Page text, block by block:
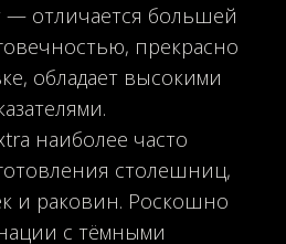
— отличается большей
прекрасно
обладает высокими
наиболее часто
столешниц,
и раковин. Роскошно
с тёмными